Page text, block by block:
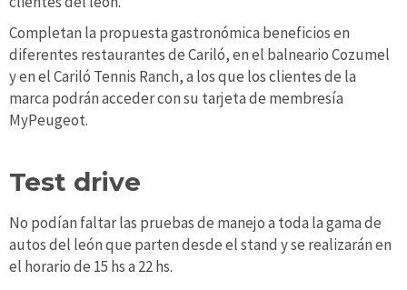
Completan la propuesta gastronómica beneficios en
diferentes restaurantes de Cariló, en el balneario Cozumel
y en el Cariló Tennis Ranch, a los que los clientes de la
marca podrán acceder con su tarjeta de membresía
MyPeugeot.
Test drive
No podían faltar las pruebas de manejo a toda la gama de
autos del león que parten desde el stand y se realizarán en
el horario de 15 hs a 22 hs.